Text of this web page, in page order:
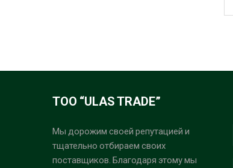
ТОО “ULAS TRADE”
Мы дорожим своей репутацией и
тщательно отбираем своих
поставщиков. Благодаря этому мы